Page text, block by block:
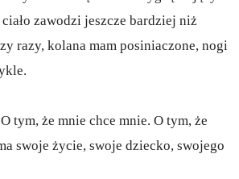
zawodzi jeszcze bardziej niż
razy, kolana mam posiniaczone, nogi
tym, że mnie chce mnie. O tym, że
swoje życie, swoje dziecko, swojego